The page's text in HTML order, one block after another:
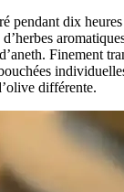
pendant dix
Finement
différente.